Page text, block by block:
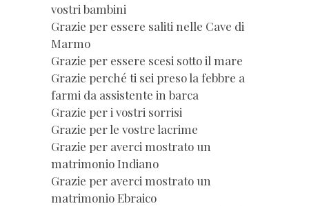
vostri bambini
Grazie per essere saliti nelle Cave di
Marmo
Grazie per essere scesi sotto il mare
Grazie perché ti sei preso la febbre a
farmi da assistente in barca
Grazie per i vostri sorrisi
Grazie per le vostre lacrime
Grazie per averci mostrato un
matrimonio Indiano
Grazie per averci mostrato un
matrimonio Ebraico